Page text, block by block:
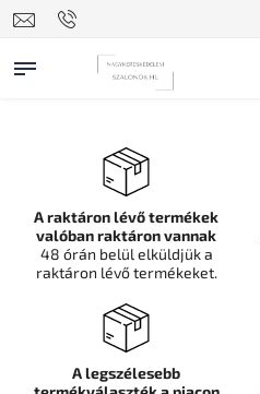
A raktáron lévő termékek
valóban raktáron vannak
48 órán belül elküldjük a
raktáron lévő termékeket.
A legszélesebb